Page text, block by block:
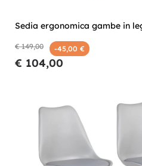
Sedia ergonomica gambe in
€ 149,00 -45,00 €
€ 104,00